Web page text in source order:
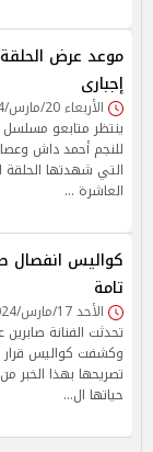
موعد عرض
إجبارى
الأربعاء 20/مارس/2024 - 04:55 م
ينتظر متابعو مسلسل
للنجم أحمد داش
التي شهدتها
العاشرة …
كواليس انفصال
تامة
الأحد 17/مارس/2024 - 09:43 م
تحدثت الفنانة
وكشفت كواليس قرار
تصريحها بهذا الخبر
حياتها ال…